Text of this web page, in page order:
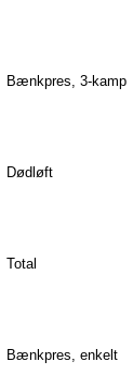
Bænkpres, 3-kamp
Dødløft
Total
Bænkpres, enkelt